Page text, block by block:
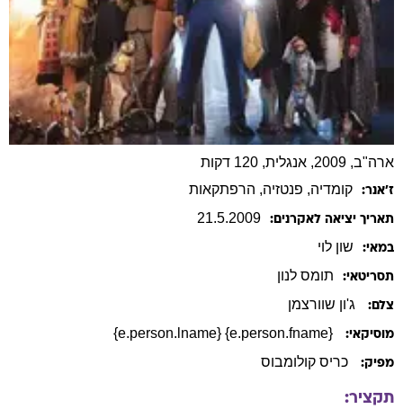
ארה"ב, 2009, אנגלית, 120 דקות
ז׳אנר: קומדיה, פנטזיה, הרפתקאות
תאריך יציאה לאקרנים: 21.5.2009
במאי: שון לוי
תסריטאי: תומס לנון
צלם: ג'ון שוורצמן
מוסיקאי: {e.person.fname} {e.person.lname}
מפיק: כריס קולומבוס
תקציר: